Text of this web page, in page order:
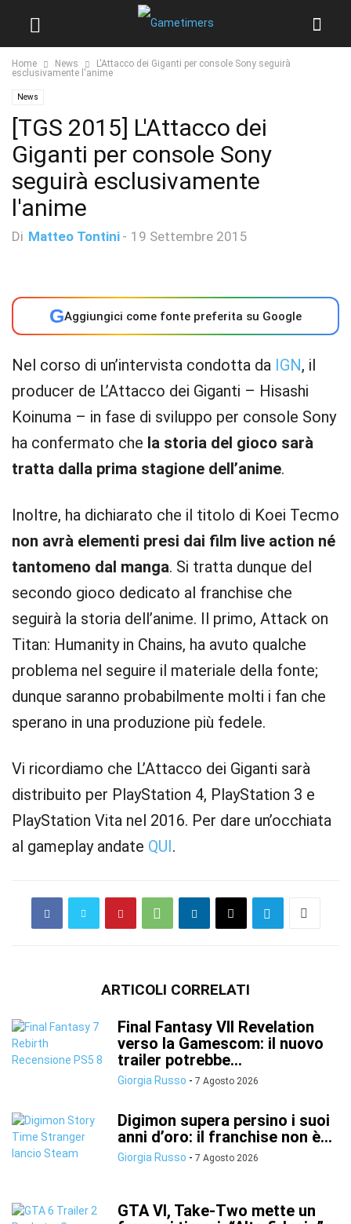
Home News
L'Attacco dei Giganti per console Sony seguirà
esclusivamente l'anime
News
[TGS 2015] L'Attacco dei
Giganti per console Sony
seguirà esclusivamente
l'anime
Di Matteo Tontini - 19 Settembre 2015
GAggiungici come fonte preferita su Google
Nel corso di un’intervista condotta da IGN, il
producer de L’Attacco dei Giganti – Hisashi
Koinuma – in fase di sviluppo per console Sony
ha confermato che la storia del gioco sarà
tratta dalla prima stagione dell’anime.
Inoltre, ha dichiarato che il titolo di Koei Tecmo
non avrà elementi presi dai film live action né
tantomeno dal manga. Si tratta dunque del
secondo gioco dedicato al franchise che
seguirà la storia dell’anime. Il primo, Attack on
Titan: Humanity in Chains, ha avuto qualche
problema nel seguire il materiale della fonte;
dunque saranno probabilmente molti i fan che
sperano in una produzione più fedele.
Vi ricordiamo che L’Attacco dei Giganti sarà
distribuito per PlayStation 4, PlayStation 3 e
PlayStation Vita nel 2016. Per dare un’occhiata
al gameplay andate QUI.
ARTICOLI CORRELATI
Final Fantasy VII Revelation
verso la Gamescom: il nuovo
trailer potrebbe...
Giorgia Russo - 7 Agosto 2026
Digimon supera persino i suoi
anni d’oro: il franchise non è...
Giorgia Russo - 7 Agosto 2026
GTA VI, Take-Two mette un